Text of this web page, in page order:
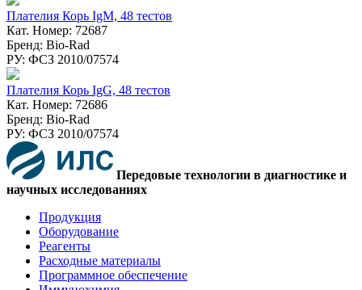
Плателия Корь IgM, 48 тестов
Кат. Номер: 72687
Бренд: Bio-Rad
РУ: ФСЗ 2010/07574
Плателия Корь IgG, 48 тестов
Кат. Номер: 72686
Бренд: Bio-Rad
РУ: ФСЗ 2010/07574
Передовые технологии в диагностике и
научных исследованиях
Продукция
Оборудование
Реагенты
Расходные материалы
Программное обеспечение